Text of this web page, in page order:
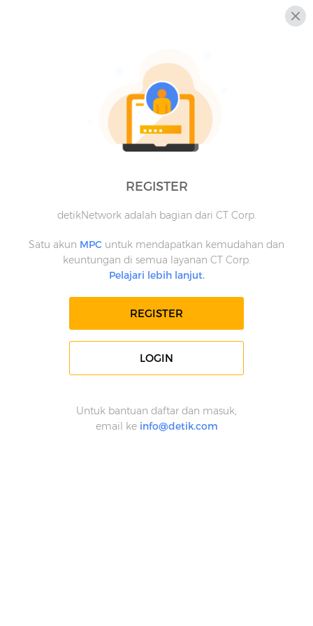
REGISTER
detikNetwork adalah bagian dari CT Corp.
Satu akun MPC untuk mendapatkan kemudahan dan
keuntungan di semua layanan CT Corp.
Pelajari lebih lanjut.
REGISTER
LOGIN
Untuk bantuan daftar dan masuk,
email ke info@detik.com